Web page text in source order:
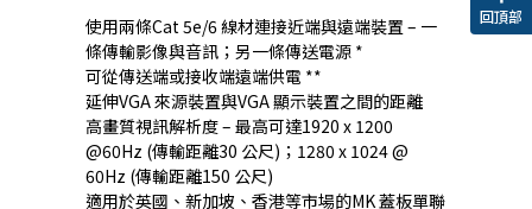
使用兩條Cat 5e/6 線材連接近端與遠端裝置 – 一
條傳輸影像與音訊；另一條傳送電源 *
可從傳送端或接收端遠端供電 **
延伸VGA 來源裝置與VGA 顯示裝置之間的距離
高畫質視訊解析度 – 最高可達1920 x 1200
@60Hz (傳輸距離30 公尺)；1280 x 1024 @
60Hz (傳輸距離150 公尺)
適用於英國、新加坡、香港等市場的MK 蓋板單聯
回頂部